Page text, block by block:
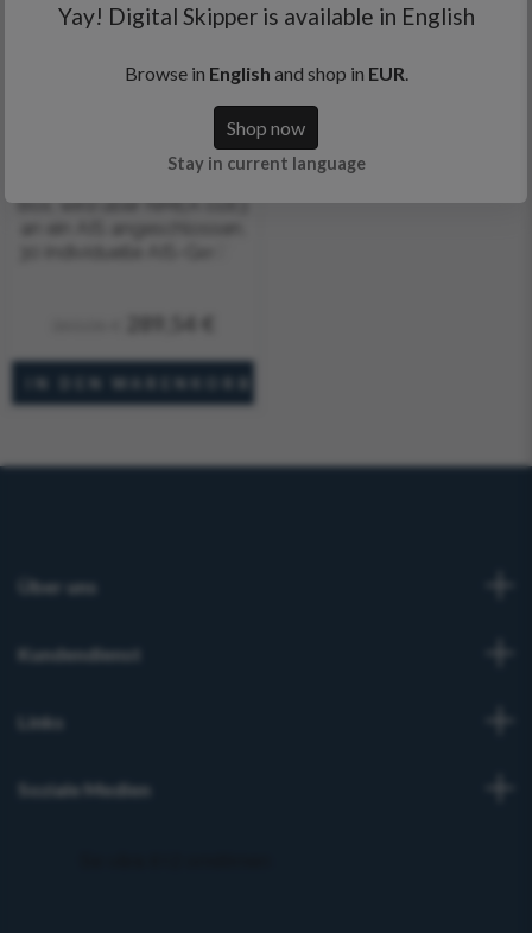
Ocean Signal - AIS Alarm
Box, wird über NMEA 0183
Über uns
Kundendienst
Links
Soziale Medien
Yay! Digital Skipper is available in English
Browse in English and shop in EUR
Shop now
Stay in current language